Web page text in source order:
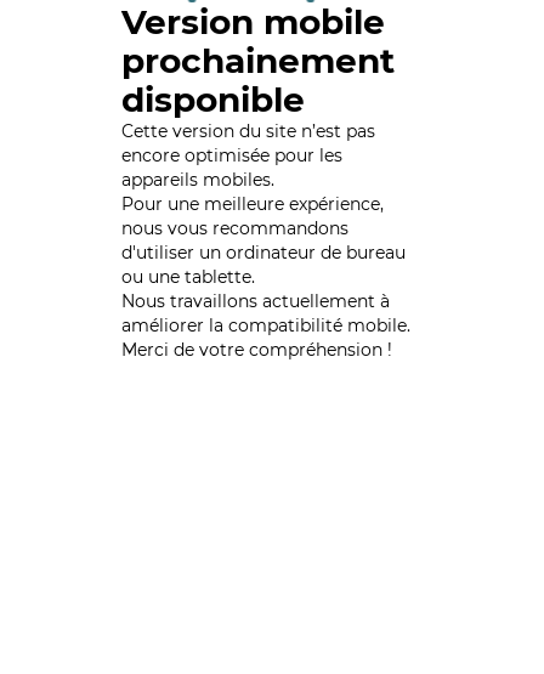
Version mobile
prochainement
disponible
Cette version du site n’est pas
encore optimisée pour les
appareils mobiles.
Pour une meilleure expérience,
nous vous recommandons
d'utiliser un ordinateur de bureau
ou une tablette.
Nous travaillons actuellement à
améliorer la compatibilité mobile.
Merci de votre compréhension !